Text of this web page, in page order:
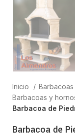
Inicio
Barbacoas y
Barbacoa de
Barbacoa de